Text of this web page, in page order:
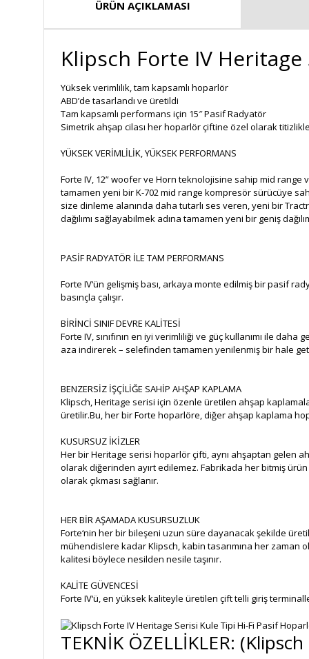
ÜRÜN AÇIKLAMASI
Klipsch Forte IV
Yüksek verimlilik, tam kapsamlı hoparlör
ABD’de tasarlandı ve üretildi
Tam kapsamlı performans için 15″ Pasif Radyatör
Simetrik ahşap cilası her hoparlör çiftine özel olarak
YÜKSEK VERİMLİLİK, YÜKSEK PERFORMANS
Forte IV, 12” woofer ve Horn teknolojisine sahip mid
tamamen yeni bir K-702 mid range kompresör sürücüye
size dinleme alanında daha tutarlı ses veren, yeni bir
dağılımı sağlayabilmek adına tamamen yeni bir geniş
PASİF RADYATÖR İLE TAM PERFORMANS
Forte IV‘ün gelişmiş bası, arkaya monte edilmiş bir pasif
basınçla çalışır.
BİRİNCİ SINIF DEVRE KALİTESİ
Forte IV, sınıfının en iyi verimliliği ve güç kullanımı ile
aza indirerek – selefinden tamamen yenilenmiş bir hale
BENZERSİZ İŞÇİLİĞE SAHİP AHŞAP KAPLAMA
Klipsch, Heritage serisi için özenle üretilen ahşap
üretilir.Bu, her bir Forte hoparlöre, diğer ahşap kaplama
KUSURSUZ İKİZLER
Her bir Heritage serisi hoparlör çifti, aynı ahşaptan gelen
olarak diğerinden ayırt edilemez. Fabrikada her bitmiş
olarak çıkması sağlanır.
HER BİR AŞAMADA KUSURSUZLUK
Forte‘nin her bir bileşeni uzun süre dayanacak şekilde
mühendislere kadar Klipsch, kabin tasarımına her zaman
kalitesi böylece nesilden nesile taşınır.
KALİTE GÜVENCESİ
Forte IV‘ü, en yüksek kaliteyle üretilen çift telli giriş
TEKNİK ÖZELLİKLER: